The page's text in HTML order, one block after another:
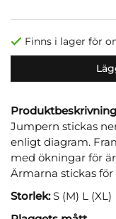
Finns i lager för
Jumpern stickas
enligt diagram.
med ökningar för
Ärmarna stickas
Storlek:S (M) L (XL)